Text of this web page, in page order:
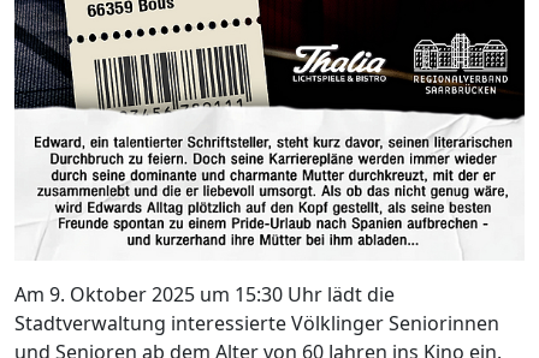
Am 9. Oktober 2025 um 15:30 Uhr lädt die
Stadtverwaltung interessierte Völklinger Seniorinnen
und Senioren ab dem Alter von 60 Jahren ins Kino ein.